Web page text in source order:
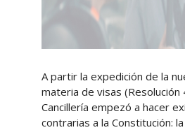
A partir la expedición de la
materia de visas (Resolución
Cancillería empezó a hacer
contrarias a la Constitución: